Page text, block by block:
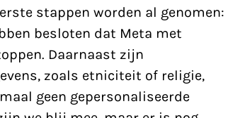
stappen worden al genomen:
besloten dat Meta met
Daarnaast zijn
zoals etniciteit of religie,
geen gepersonaliseerde